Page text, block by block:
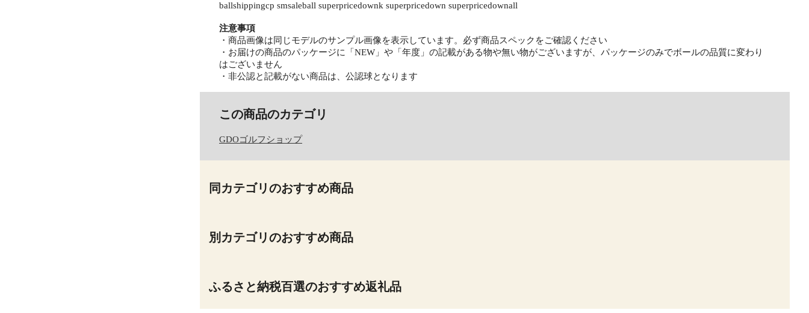
ballshippingcp smsaleball superpricedownk superpricedown superpricedownall
注意事項
・商品画像は同じモデルのサンプル画像を表示しています。必ず商品スペックをご確認ください
・お届けの商品のパッケージに「NEW」や「年度」の記載がある物や無い物がございますが、パッケージのみでボールの品質に変わり
はございません
・非公認と記載がない商品は、公認球となります
この商品のカテゴリ
GDOゴルフショップ
同カテゴリのおすすめ商品
別カテゴリのおすすめ商品
ふるさと納税百選のおすすめ返礼品